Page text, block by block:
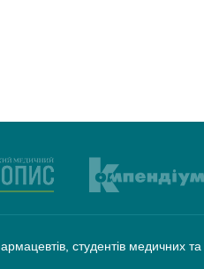
студентів медичних